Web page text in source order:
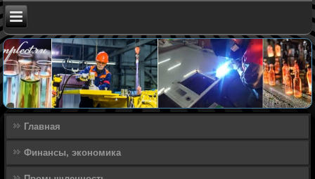
Главная
Финансы, экономика